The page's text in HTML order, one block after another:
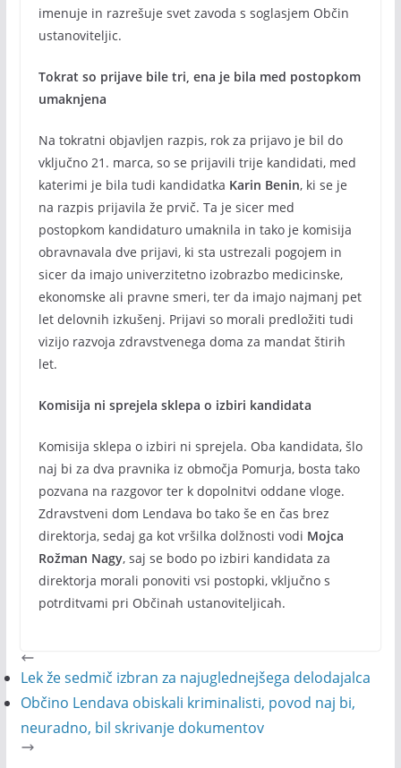
imenuje in razrešuje svet zavoda s soglasjem Občin
ustanoviteljic.
Tokrat so prijave bile tri, ena je bila med postopkom
umaknjena
Na tokratni objavljen razpis, rok za prijavo je bil do
vključno 21. marca, so se prijavili trije kandidati, med
katerimi je bila tudi kandidatka Karin Benin, ki se je
na razpis prijavila že prvič. Ta je sicer med
postopkom kandidaturo umaknila in tako je komisija
obravnavala dve prijavi, ki sta ustrezali pogojem in
sicer da imajo univerzitetno izobrazbo medicinske,
ekonomske ali pravne smeri, ter da imajo najmanj pet
let delovnih izkušenj. Prijavi so morali predložiti tudi
vizijo razvoja zdravstvenega doma za mandat štirih
let.
Komisija ni sprejela sklepa o izbiri kandidata
Komisija sklepa o izbiri ni sprejela. Oba kandidata, šlo
naj bi za dva pravnika iz območja Pomurja, bosta tako
pozvana na razgovor ter k dopolnitvi oddane vloge.
Zdravstveni dom Lendava bo tako še en čas brez
direktorja, sedaj ga kot vršilka dolžnosti vodi Mojca
Rožman Nagy, saj se bodo po izbiri kandidata za
direktorja morali ponoviti vsi postopki, vključno s
potrditvami pri Občinah ustanoviteljicah.
Lek že sedmič izbran za najuglednejšega delodajalca
Občino Lendava obiskali kriminalisti, povod naj bi,
neuradno, bil skrivanje dokumentov